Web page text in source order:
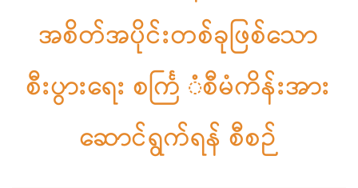
အစိတ်အပိုင်းတစ်ခုဖြစ်သော
စီးပွားရေး စင်္ကြ ံစီမံကိန်းအား
ဆောင်ရွက်ရန် စီစဉ်